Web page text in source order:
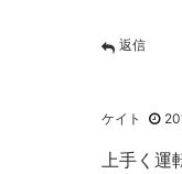
返信
ケイト
上手く